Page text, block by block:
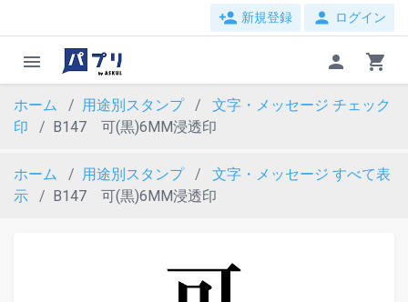
person_add 新規登録 person ログイン
menu person shopping_cart
ホーム 用途別スタンプ 文字・メッセージ チェック
印
B147 可(黒)6MM浸透印
ホーム 用途別スタンプ 文字・メッセージ すべて表
示
B147 可(黒)6MM浸透印